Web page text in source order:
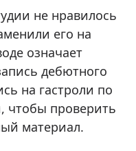
не нравилось
его на
означает
дебютного
на гастроли по
чтобы проверить
материал.